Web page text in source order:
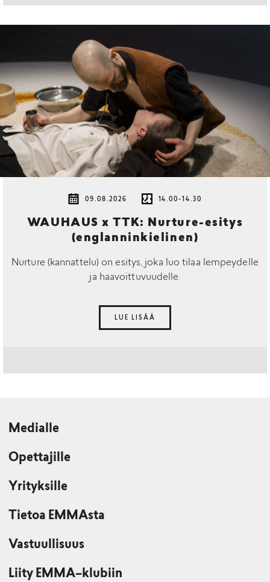
09.08.2026 14.00-14.30
WAUHAUS x TTK: Nurture-esitys
(englanninkielinen)
Nurture (kannattelu) on esitys, joka luo tilaa lempeydelle
ja haavoittuvuudelle.
LUE LISÄÄ
Medialle
Opettajille
Yrityksille
Tietoa EMMAsta
Vastuullisuus
Liity EMMA–klubiin